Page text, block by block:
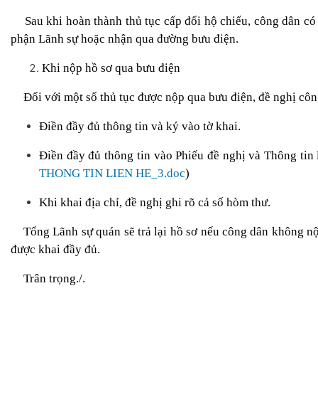
Sau khi hoàn thành thủ tục cấp đổi hộ chiếu, công dân
phận Lãnh sự hoặc nhận qua đường bưu điện.
Khi nộp hồ sơ qua bưu điện
Đối với một số thủ tục được nộp qua bưu điện, đề nghị
Điền đầy đủ thông tin và ký vào tờ khai.
Điền đầy đủ thông tin vào Phiếu đề nghị và Thông tin
THONG TIN LIEN HE_3.doc)
Khi khai địa chỉ, đề nghị ghi rõ cả số hòm thư.
Tổng Lãnh sự quán sẽ trả lại hồ sơ nếu công dân không
được khai đầy đủ.
Trân trọng./.